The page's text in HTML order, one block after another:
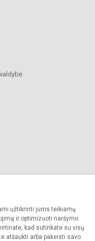
užtikrinti jums teikiamų
ir optimizuoti naršymo
kad sutinkate su visų
atšaukti arba pakeisti savo
Visos teisės saugomos.
sutikimo griežtai draudžiama.
valdymas